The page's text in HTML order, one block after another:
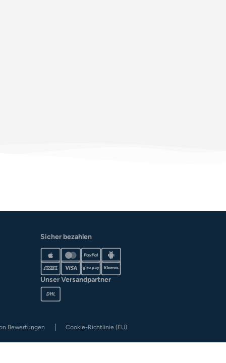
Sicher bezahlen
Unser Versandpartner
Bewertungen Cookie-Richtlinie (EU)